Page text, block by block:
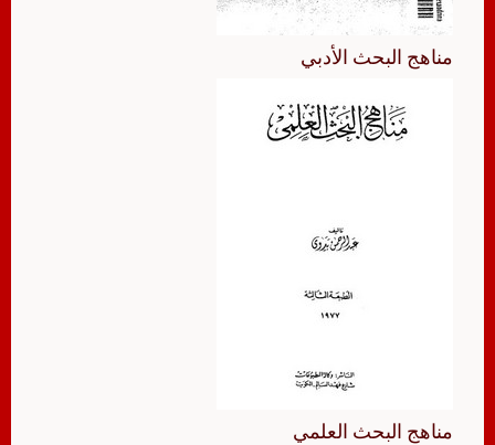
مناهج البحث الأدبي
مناهج البحث العلمي